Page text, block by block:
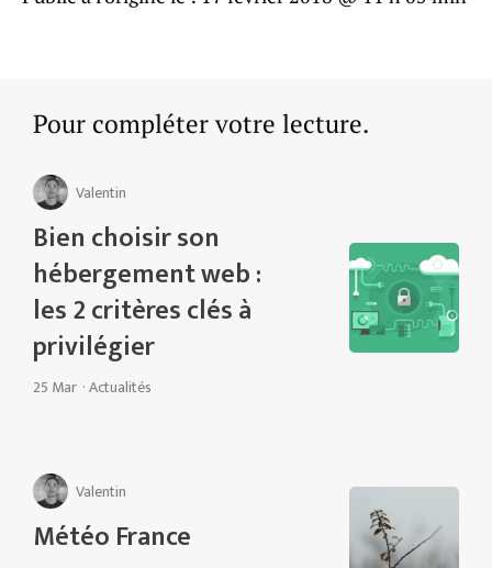
Pour compléter votre lecture.
Valentin
Bien choisir son
hébergement web :
les 2 critères clés à
privilégier
25 Mar ·Actualités
Valentin
Météo France